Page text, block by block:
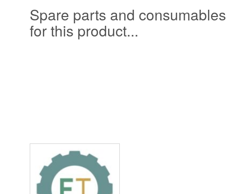
Spare parts and consumables
for this product...